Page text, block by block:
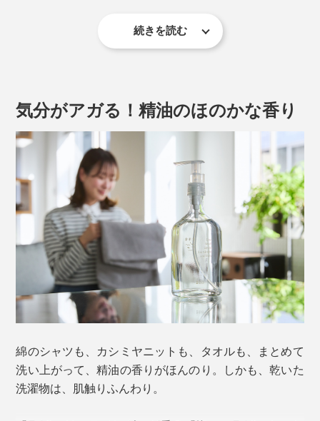
れを、とり囲んで吸着することで、洗った服やタオルは
きれいなままキープ。
洗濯物に残りがちだった汚れを、すすぎで落とす必要が
ありません（洗濯物は、洗濯機の6分目以下が目安。満
タンの時や汚れ・臭いが気になる時、残り湯での洗濯
時、ドラム式洗濯機は、すすぎ1回をおすすめします）
写真は『森と…Fukii』ギフトボックス
います。
洗剤とボトルの使い方は、付属の説明書「初めてお使い
続きを読む
気分がアガる！精油のほのかな香り
綿のシャツも、カシミヤニットも、タオルも、まとめて
洗い上がって、精油の香りがほんのり。しかも、乾いた
洗濯物は、肌触りふんわり。